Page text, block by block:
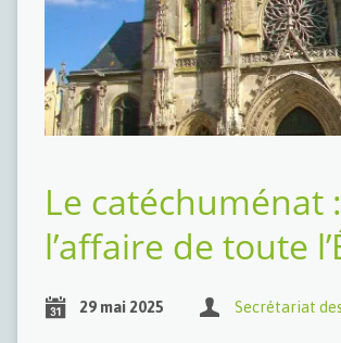
Le catéchuménat :
l’affaire de toute
29 mai 2025 Secrétariat